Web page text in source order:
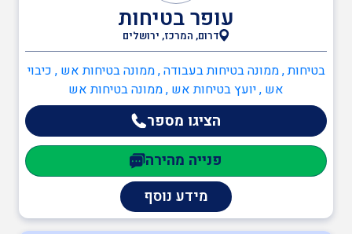
עופר בטיחות
דרום, המרכז, ירושלים
בטיחות , ממונה בטיחות בעבודה , ממונה בטיחות אש , כיבוי
אש , יועץ בטיחות אש , ממונה בטיחות אש
הציגו מספר
פנייה מהירה
מידע נוסף